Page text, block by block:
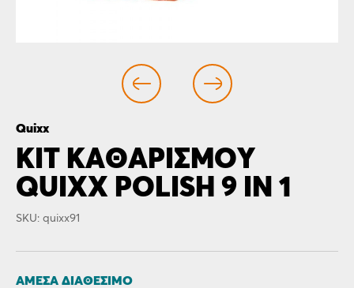
Quixx
KIT ΚΑΘΑΡΙΣΜΟΥ
QUIXX POLISH 9 IN 1
SKU: quixx91
ΆΜΕΣΑ ΔΙΑΘΈΣΙΜΟ